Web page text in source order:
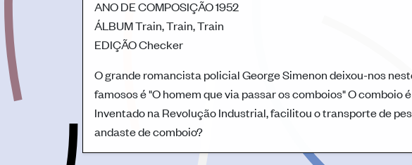
ANO DE COMPOSIÇÃO1952
ÁLBUMTrain, Train, Train
EDIÇÃOChecker
O grande romancista policial George Simenon deixou-nos
famosos é "O homem que via passar os comboios" O
Inventado na Revolução Industrial, facilitou o transporte de
andaste de comboio?